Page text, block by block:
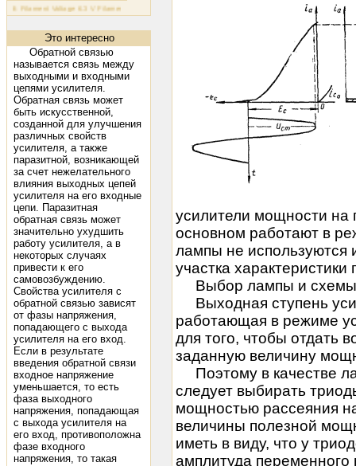
Filament Voltage 6.3 V Filament Current 1.6 A Plate Voltage (max) 800 V Plate Current (max) 230 mA
Это интересно
Обратной связью
называется связь между
выходными и входными
цепями усилителя.
Обратная связь может
быть искусственной,
созданной для улучшения
различных свойств
усилителя, а также
паразитной, возникающей
за счет нежелательного
влияния выходных цепей
усилителя на его входные
цепи. Паразитная
обратная связь может
значительно ухудшить
работу усилителя, а в
некоторых случаях
привести к его
самовозбуждению.
Свойства усилителя с
обратной связью зависят
от фазы напряжения,
попадающего с выхода
усилителя на его вход.
Если в результате
введения обратной связи
входное напряжение
уменьшается, то есть
фаза выходного
напряжения, попадающая
с выхода усилителя на
его вход, противоположна
фазе входного
напряжения, то такая
усилители мощности на
основном работают в
лампы не используются
участка
Выбор лампы и схемы
Выходная ступень
работающая в режиме
для того, чтобы отдать
заданную величину
Поэтому в качестве
следует выбирать
мощностью рассеяния
величины полезной
иметь в виду, что у
амплитуда переменного